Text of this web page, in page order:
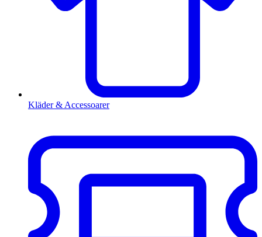
Kläder & Accessoarer